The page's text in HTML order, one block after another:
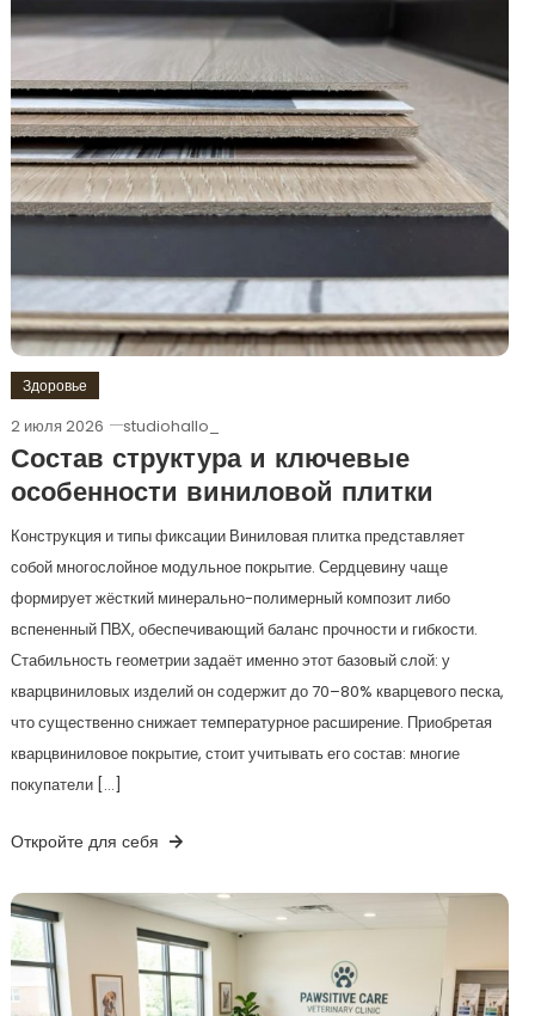
Здоровье
2 июля 2026 studiohallo_
Состав структура и ключевые
особенности виниловой плитки
Конструкция и типы фиксации Виниловая плитка представляет
собой многослойное модульное покрытие. Сердцевину чаще
формирует жёсткий минерально-полимерный композит либо
вспененный ПВХ, обеспечивающий баланс прочности и гибкости.
Стабильность геометрии задаёт именно этот базовый слой: у
кварцвиниловых изделий он содержит до 70–80% кварцевого песка,
что существенно снижает температурное расширение. Приобретая
кварцвиниловое покрытие, стоит учитывать его состав: многие
покупатели […]
Откройте для себя